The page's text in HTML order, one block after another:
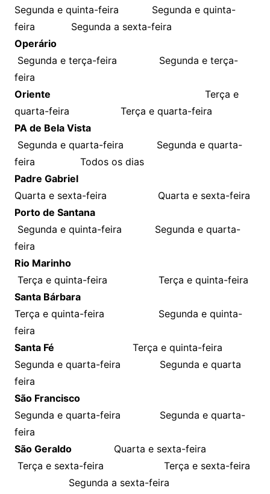
Segunda e quinta-feira Segunda e quinta-
feira Segunda a sexta-feira
Operário
Segunda e terça-feira Segunda e terça-
feira
Oriente Terça e
quarta-feira Terça e quarta-feira
PA de Bela Vista
Segunda e quarta-feira Segunda e quarta-
feira Todos os dias
Padre Gabriel
Quarta e sexta-feira Quarta e sexta-feira
Porto de Santana
Segunda e quinta-feira Segunda e quarta-
feira
Rio Marinho
Terça e quinta-feira Terça e quinta-feira
Santa Bárbara
Terça e quinta-feira Segunda e quinta-
feira
Santa Fé Terça e quinta-feira
Segunda e quarta-feira Segunda e quarta
feira
São Francisco
Segunda e quarta-feira Segunda e quarta-
feira
São GeraldoQuarta e sexta-feira
Terça e sexta-feira Terça e sexta-feira
Segunda a sexta-feira